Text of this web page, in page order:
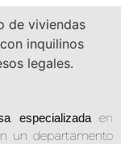
especializadaen
un departamento